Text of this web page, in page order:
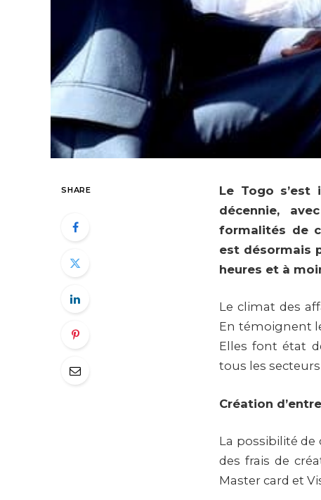
SHARE
Le Togo s’est
décennie,
formalités de
est désormais
heures et à
Le climat des
En témoignent
Elles font état
tous les
Création
La possibilité de
des frais de
Master card et